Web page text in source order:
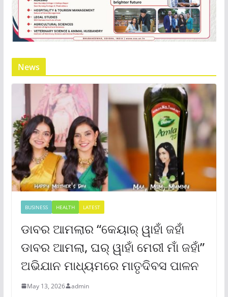
News
BUSINESS HEALTH LATEST
ଡାବର ଆମଲାର “କେୟାର୍ ୱାହାଁ ଜହାଁ
ଡାବର ଆମଲା, ଘର୍ ୱାହାଁ ମେରୀ ମାଁ ଜହାଁ”
ଅଭିଯାନ ମାଧ୍ୟମରେ ମାତୃଦିବସ ପାଳନ
May 13, 2026 admin